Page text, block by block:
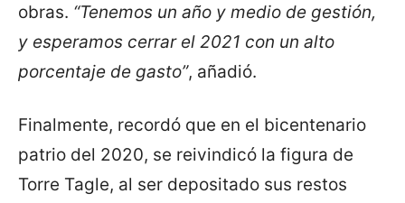
obras. “Tenemos un año y medio de gestión,
y esperamos cerrar el 2021 con un alto
porcentaje de gasto”, añadió.
Finalmente, recordó que en el bicentenario
patrio del 2020, se reivindicó la figura de
Torre Tagle, al ser depositado sus restos